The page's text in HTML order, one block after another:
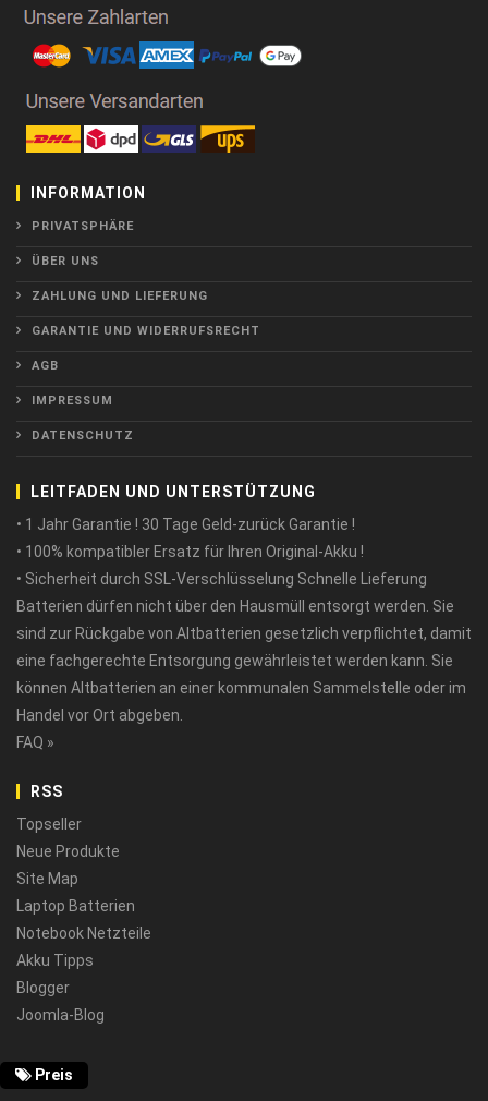
INFORMATION
PRIVATSPHÄRE
ÜBER UNS
ZAHLUNG UND LIEFERUNG
GARANTIE UND WIDERRUFSRECHT
AGB
IMPRESSUM
DATENSCHUTZ
LEITFADEN UND UNTERSTÜTZUNG
• 1 Jahr Garantie ! 30 Tage Geld-zurück Garantie !
• 100% kompatibler Ersatz für Ihren Original-Akku !
• Sicherheit durch SSL-Verschlüsselung Schnelle Lieferung
Batterien dürfen nicht über den Hausmüll entsorgt werden. Sie
sind zur Rückgabe von Altbatterien gesetzlich verpflichtet, damit
eine fachgerechte Entsorgung gewährleistet werden kann. Sie
können Altbatterien an einer kommunalen Sammelstelle oder im
Handel vor Ort abgeben.
FAQ »
RSS
Topseller
Neue Produkte
Site Map
Laptop Batterien
Notebook Netzteile
Akku Tipps
Blogger
Joomla-Blog
Preis